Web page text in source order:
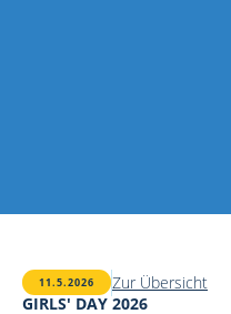
11.5.2026
Zur Übersicht
GIRLS' DAY 2026